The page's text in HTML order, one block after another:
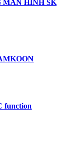
MÀN HÌNH SK
function